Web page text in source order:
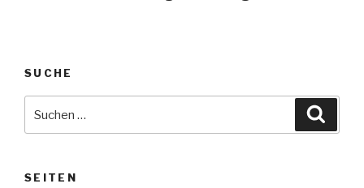
SUCHE
nach:
SEITEN